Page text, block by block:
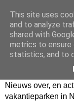
Nieuws over, en
vakantieparken in
This site uses
and to analyze
shared with
metrics to ensure
statistics, and to